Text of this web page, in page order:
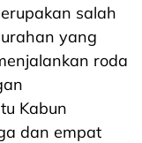
salah
yang
roda
Kabun
dan empat